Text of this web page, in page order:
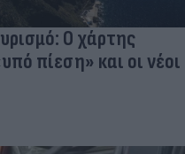
Ο χάρτης
πίεση» και οι νέοι